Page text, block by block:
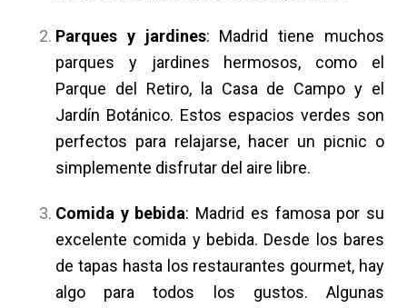
Parques y jardines: Madrid tiene muchos
parques y jardines hermosos, como el
Parque del Retiro, la Casa de Campo y el
Jardín Botánico. Estos espacios verdes son
perfectos para relajarse, hacer un picnic o
simplemente disfrutar del aire libre.
Comida y bebida: Madrid es famosa por su
excelente comida y bebida. Desde los bares
de tapas hasta los restaurantes gourmet, hay
algo para todos los gustos. Algunas